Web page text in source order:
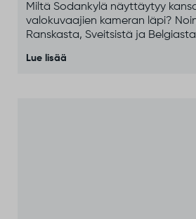
Miltä Sodankylä näyttäytyy
valokuvaajien kameran läpi?
Ranskasta, Sveitsistä ja
Cape Photo Adventure -
Lue lisää